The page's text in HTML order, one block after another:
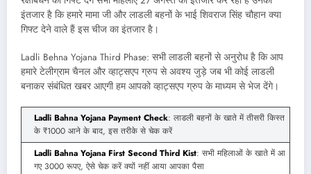
इंतजार है कि हमारे मामा जी और लाडली बहनों के भाई शिवराज सिंह चौहान क्या
गिफ्ट देने वाले हैं इस चीज का इंतजार है।
Ladli Behna Yojana Third Phase: सभी लाडली बहनों से अनुरोध है कि आप
हमारे टेलीग्राम चैनल और व्हाट्सएप ग्रुप से अवश्य जुड़े जब भी कोई लाडली
बनाकर संबंधित खबर आएगी हम आपको व्हाट्सएप ग्रुप के माध्यम से भेज देंगे।
Ladli Bahna Yojana Payment Check: लाडली बहनों के खाते में तीसरी किस्त
के ₹1000 आने के बाद, इस तरीके से चेक करें
Ladli Bahna Yojana First Second Third Kist: सभी महिलाओं के खाते में आ
गए 3000 रूपए, ऐसे चेक करें क्यों नहीं आया आपका पैसा